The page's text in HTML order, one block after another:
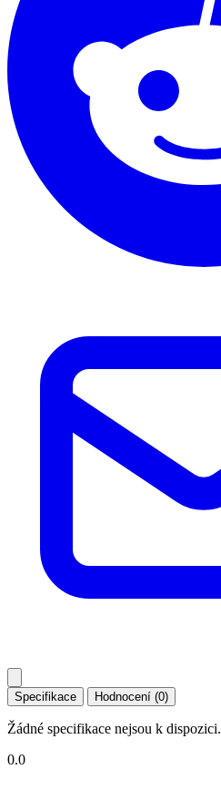
Specifikace Hodnocení (0)
Žádné specifikace nejsou k dispozici.
0.0